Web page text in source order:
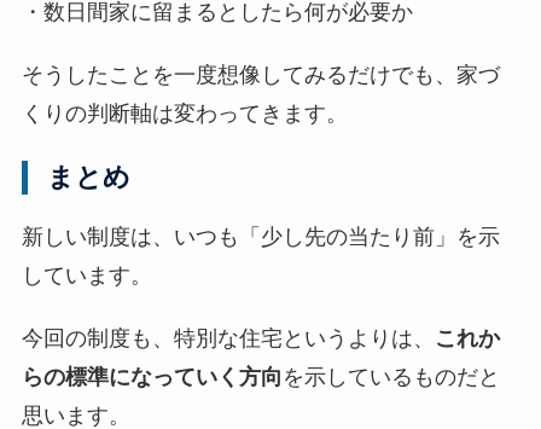
・数日間家に留まるとしたら何が必要か
そうしたことを一度想像してみるだけでも、家づ
くりの判断軸は変わってきます。
まとめ
新しい制度は、いつも「少し先の当たり前」を示
しています。
今回の制度も、特別な住宅というよりは、
これか
らの標準になっていく方向 を示しているものだと
思います。